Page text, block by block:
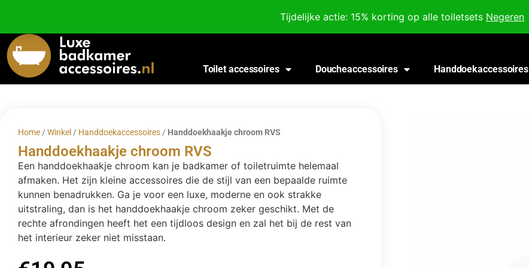
Tijdelijke actie: 15% korting op alle toiletsets Negeren
Voor 18:00 besteld, morgen in huis!
Toilet accessoires Doucheaccessoires Handdoekaccessoires
Home/ Winkel / Handdoekaccessoires/ Handdoekhaakje chroom RVS
Handdoekhaakje chroom RVS
Een handdoekhaakje chroom kan je badkamer of toiletruimte helemaal
afmaken. Het zijn kleine accessoires die de stijl van een bepaalde ruimte
kunnen benadrukken. Ga je voor een luxe, moderne en ook strakke
uitstraling, dan is het handdoekhaakje chroom zeker geschikt. Met de
rechte afrondingen heeft het een tijdloos design en zal het bij de rest van
het interieur zeker niet misstaan.